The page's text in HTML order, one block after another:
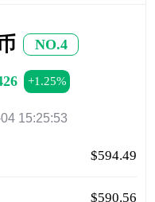
NO.4
+1.25%
15:25:53
$594.49
$590.56